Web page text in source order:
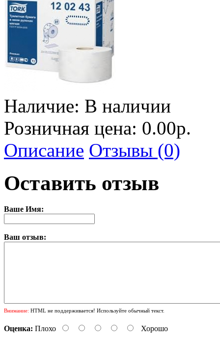
Наличие: В наличии
Розничная цена: 0.00р.
Описание Отзывы (0)
Оставить отзыв
Ваше Имя:
Ваш отзыв:
Внимание: HTML не поддерживается! Используйте обычный текст.
Оценка: Плохо Хорошо